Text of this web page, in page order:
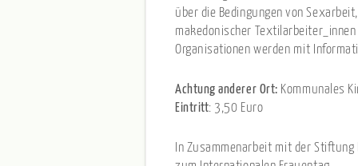
über die Bedingungen von
makedonischer
Organisationen werden mit
Achtung anderer Ort: Kommunales
Eintritt: 3,50 Euro
In Zusammenarbeit mit der Stiftung